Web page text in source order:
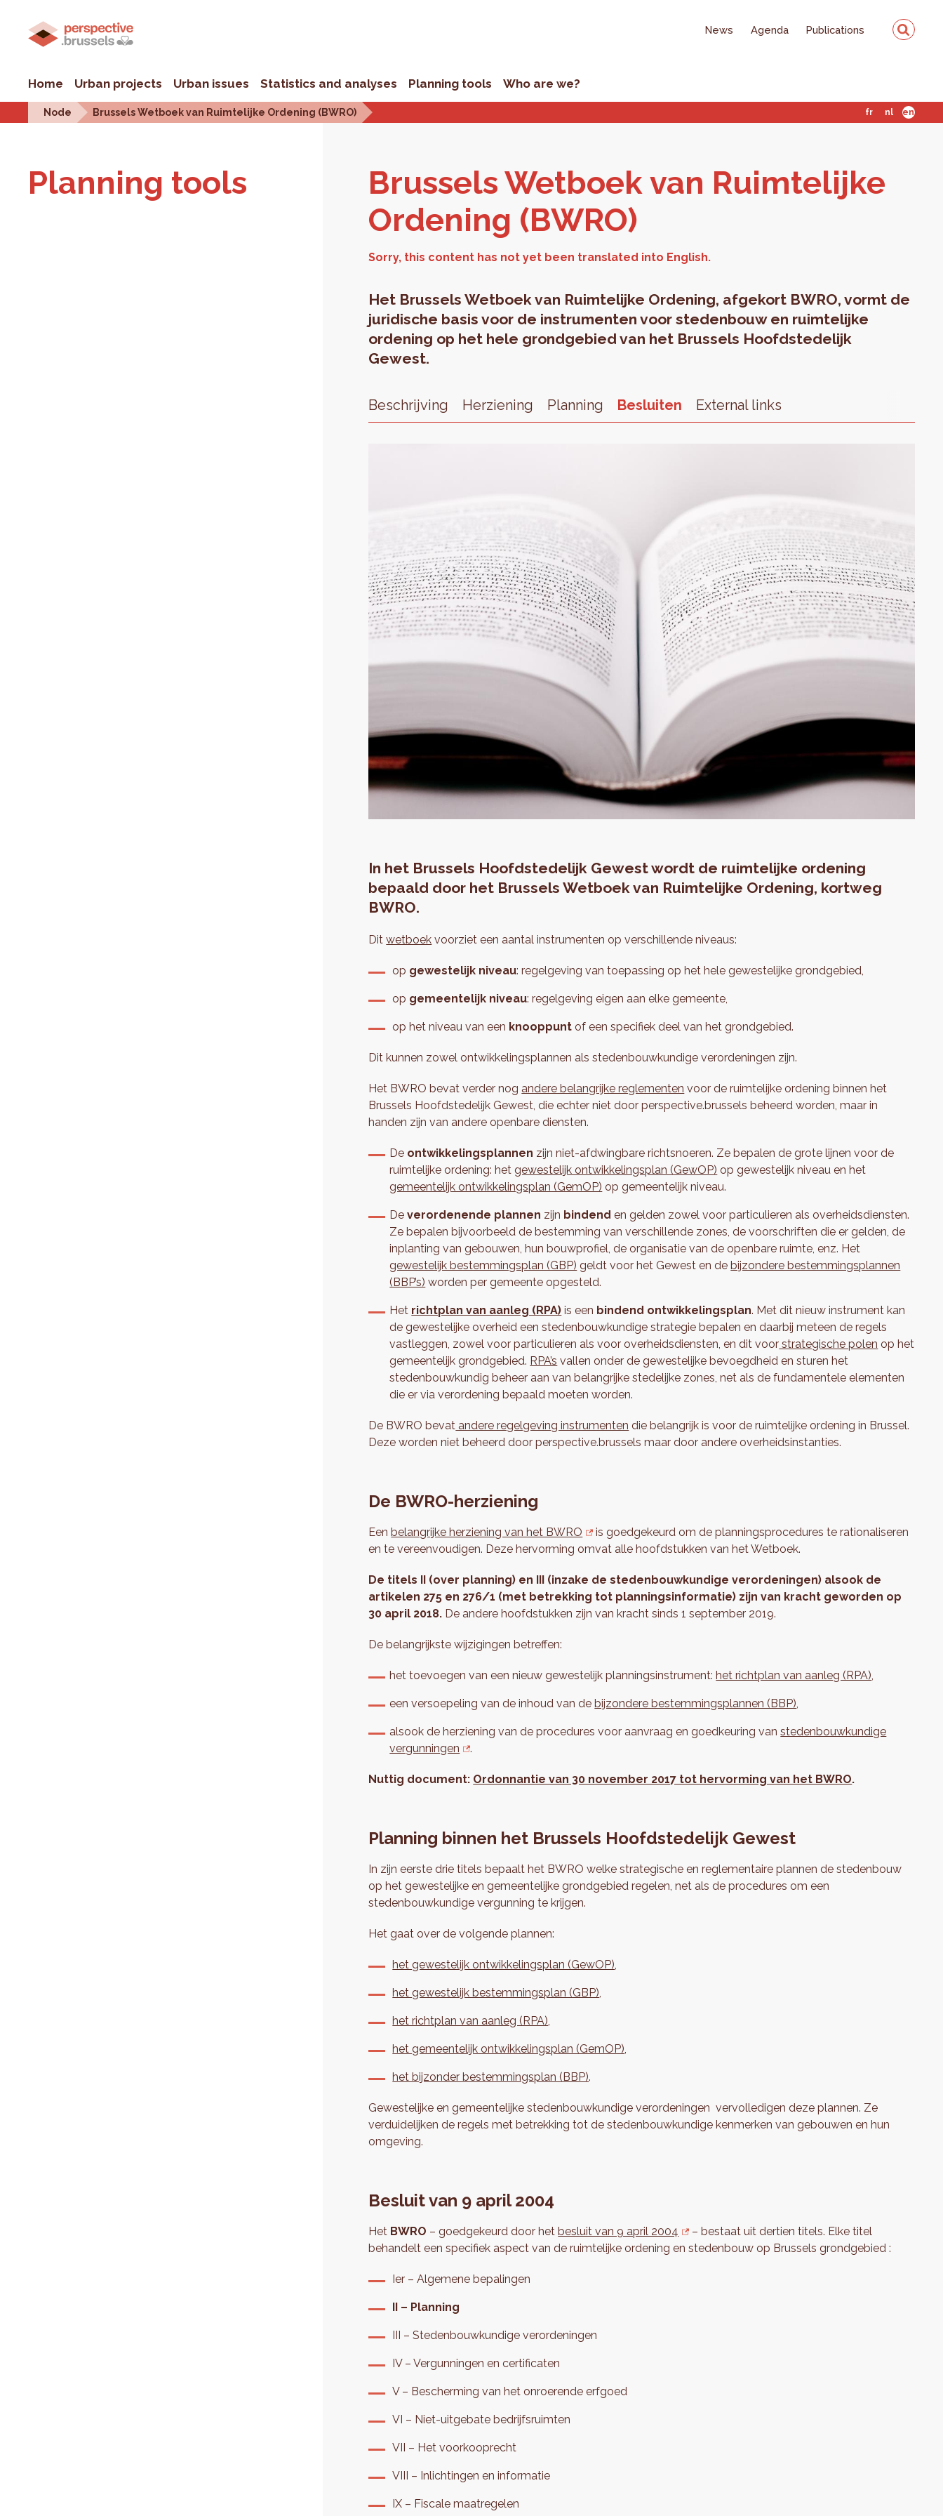
News Agenda Publications
Home Urban projects Urban issues Statistics and analyses Planning tools Who are we?
Node Brussels Wetboek van Ruimtelijke Ordening (BWRO) fr nl en
Plan­ning tools
Brus­sels Wet­boek van Ruimtelijke
Or­den­ing (BWRO)
Het Brussels Wetboek van Ruimtelijke Ordening, afgekort BWRO, vormt de
juridische basis voor de instrumenten voor stedenbouw en ruimtelijke
ordening op het hele grondgebied van het Brussels Hoofdstedelijk
Gewest.
Beschrijving Herziening Planning Besluiten External links
In het Brussels Hoofdstedelijk Gewest wordt de ruimtelijke ordening
bepaald door het Brussels Wetboek van Ruimtelijke Ordening, kortweg
BWRO.
Ditwetboek voorziet een aantal instrumenten op verschillende niveaus:
op gewestelijk niveau: regelgeving van toepassing op het hele gewestelijke grondgebied,
op gemeentelijk niveau: regelgeving eigen aan elke gemeente,
op het niveau van een knooppuntof een specifiek deel van het grondgebied.
Dit kunnen zowel ontwikkelingsplannen als stedenbouwkundige verordeningen zijn.
Het BWRO bevat verder nog andere belangrijke reglementen voor de ruimtelijke ordening binnen het
Brussels Hoofdstedelijk Gewest, die echter niet door perspective.brussels beheerd worden, maar in
handen zijn van andere openbare diensten.
De ontwikkelingsplannen zijn niet-afdwingbare richtsnoeren. Ze bepalen de grote lijnen voor de
ruimtelijke ordening: hetgewestelijk ontwikkelingsplan (GewOP) op gewestelijk niveau en het
gemeentelijk ontwikkelingsplan (GemOP) op gemeentelijk niveau.
Deverordenende plannen zijn bindend en gelden zowel voor particulieren als overheidsdiensten.
Ze bepalen bijvoorbeeld de bestemming van verschillende zones, de voorschriften die er gelden, de
inplanting van gebouwen, hun bouwprofiel, de organisatie van de openbare ruimte, enz. Het
gewestelijk bestemmingsplan (GBP) geldt voor het Gewest en debijzondere bestemmingsplannen
(BBP’s) worden per gemeente opgesteld.
Het richtplan van aanleg (RPA) is een bindend ontwikkelingsplan. Met dit nieuw instrument kan
de gewestelijke overheid een stedenbouwkundige strategie bepalen en daarbij meteen de regels
vastleggen, zowel voor particulieren als voor overheidsdiensten, en dit voor strategische polen op het
gemeentelijk grondgebied. RPA’s vallen onder de gewestelijke bevoegdheid en sturen het
stedenbouwkundig beheer aan van belangrijke stedelijke zones, net als de fundamentele elementen
die er via verordening bepaald moeten worden.
De BWRO bevat andere regelgeving instrumenten die belangrijk is voor de ruimtelijke ordening in Brussel.
Deze worden niet beheerd door perspective.brussels maar door andere overheidsinstanties.
De BWRO-herziening
Eenbelangrijke herziening van het BWRO
is goedgekeurd om de planningsprocedures te rationaliseren
en te vereenvoudigen. Deze hervorming omvat alle hoofdstukken van het Wetboek.
De titels II (over planning) en III (inzake de stedenbouwkundige verordeningen) alsook de
artikelen 275 en 276/1 (met betrekking tot planningsinformatie) zijn van kracht geworden op
30 april 2018. De andere hoofdstukken zijn van kracht sinds 1 september 2019.
De belangrijkste wijzigingen betreffen:
het toevoegen van een nieuw gewestelijk planningsinstrument:het richtplan van aanleg (RPA),
een versoepeling van de inhoud van debijzondere bestemmingsplannen (BBP),
alsook de herziening van de procedures voor aanvraag en goedkeuring vanstedenbouwkundige
vergunningen
.
Nuttig document: Ordonnantie van 30 november 2017 tot hervorming van het BWRO.
Planning binnen het Brussels Hoofdstedelijk Gewest
In zijn eerste drie titels bepaalt het BWRO welke strategische en reglementaire plannen de stedenbouw
op het gewestelijke en gemeentelijke grondgebied regelen, net als de procedures om een
stedenbouwkundige vergunning te krijgen.
Het gaat over de volgende plannen:
het gewestelijk ontwikkelingsplan (GewOP),
het gewestelijk bestemmingsplan (GBP),
het richtplan van aanleg (RPA),
het gemeentelijk ontwikkelingsplan (GemOP),
het bijzonder bestemmingsplan (BBP).
Gewestelijke en gemeentelijke stedenbouwkundige verordeningen vervolledigen deze plannen. Ze
verduidelijken de regels met betrekking tot de stedenbouwkundige kenmerken van gebouwen en hun
omgeving.
Besluit van 9 april 2004
Het BWRO – goedgekeurd door hetbesluit van 9 april 2004
– bestaat uit dertien titels. Elke titel
behandelt een specifiek aspect van de ruimtelijke ordening en stedenbouw op Brussels grondgebied :
Ier – Algemene bepalingen
II – Planning
III – Stedenbouwkundige verordeningen
IV – Vergunningen en certificaten
V – Bescherming van het onroerende erfgoed
VI – Niet-uitgebate bedrijfsruimten
VII – Het voorkooprecht
VIII – Inlichtingen en informatie
IX – Fiscale maatregelen